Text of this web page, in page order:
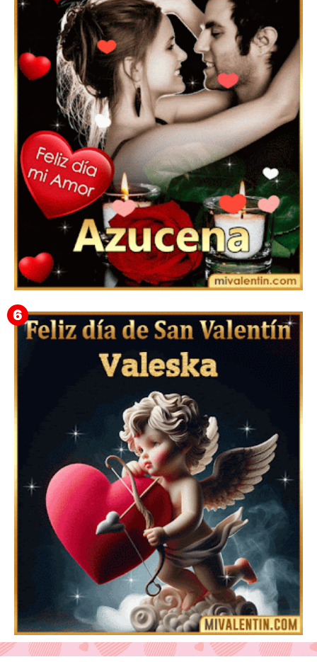
Feliz San Valentín Delsy
Feliz San Valentín Azucena